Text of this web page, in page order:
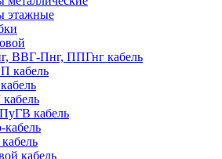
этажные
ВВГ-Пнг, ППГнг кабель
кабель
кабель
кабель
кабель